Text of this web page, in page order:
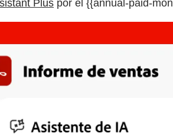
Plus por el {{annual-paid-